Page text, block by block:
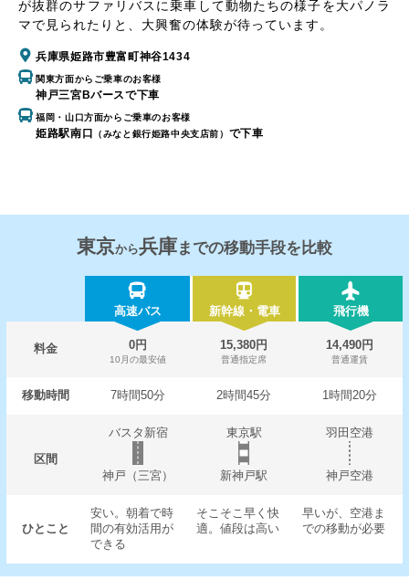
が抜群のサファリバスに乗車して動物たちの様子を大パノラ
マで見られたりと、大興奮の体験が待っています。
兵庫県姫路市豊富町神谷1434
関東方面からご乗車のお客様
神戸三宮Bバースで下車
福岡・山口方面からご乗車のお客様
姫路駅南口 （みなと銀行姫路中央支店前） で下車
東京から兵庫までの移動手段を比較
高速バス 新幹線・電車 飛行機
料金 0円
10月の最安値
15,380円
普通指定席
14,490円
普通運賃
移動時間 7時間50分 2時間45分 1時間20分
区間
バスタ新宿 東京駅 羽田空港
神戸（三宮） 新神戸駅 神戸空港
ひとこと
安い。朝着で時
間の有効活用が
できる
そこそこ早く快
適。値段は高い
早いが、空港ま
での移動が必要